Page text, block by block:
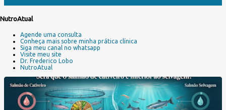
g
NutroAtual
Agende uma consulta
Conheça mais sobre minha prática clínica
Siga meu canal no whatsapp
Visite meu site
Dr. Frederico Lobo
NutroAtual